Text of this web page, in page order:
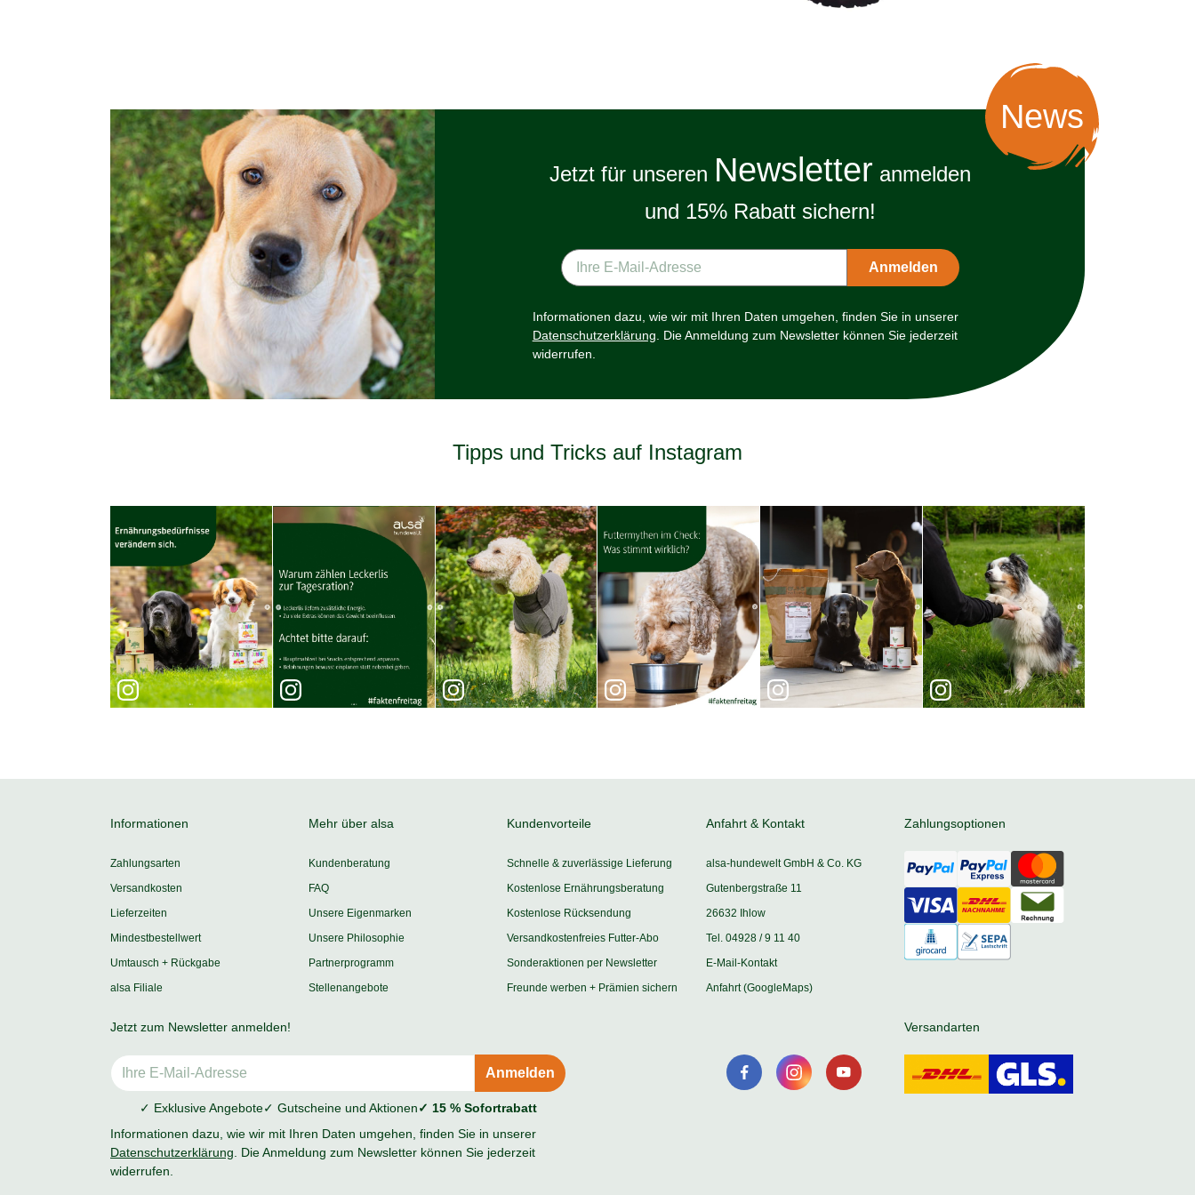
News
Jetzt für unseren Newsletter anmelden
und 15% Rabatt sichern!
Informationen dazu, wie wir mit Ihren Daten umgehen, finden Sie in unserer
Datenschutzerklärung . Die Anmeldung zum Newsletter können Sie jederzeit
widerrufen.
Tipps und Tricks auf Instagram
Informationen
Zahlungsarten
Versandkosten
Lieferzeiten
Mindestbestellwert
Umtausch + Rückgabe
alsa Filiale
Mehr über alsa
Kundenberatung
FAQ
Unsere Eigenmarken
Unsere Philosophie
Partnerprogramm
Stellenangebote
Kundenvorteile
Schnelle & zuverlässige Lieferung
Kostenlose Ernährungsberatung
Kostenlose Rücksendung
Versandkostenfreies Futter-Abo
Sonderaktionen per Newsletter
Freunde werben + Prämien sichern
Anfahrt & Kontakt
alsa-hundewelt GmbH & Co. KG
Gutenbergstraße 11
26632 Ihlow
Tel. 04928 / 9 11 40
E-Mail-Kontakt
Anfahrt (GoogleMaps)
Zahlungsoptionen
Versandarten
Jetzt zum Newsletter anmelden!
✓ Exklusive Angebote✓ Gutscheine und Aktionen✓ 15 % Sofortrabatt
Informationen dazu, wie wir mit Ihren Daten umgehen, finden Sie in unserer
Datenschutzerklärung . Die Anmeldung zum Newsletter können Sie jederzeit
widerrufen.